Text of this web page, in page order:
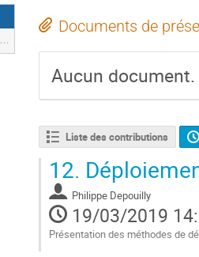
Documents de
Aucun document.
Liste des contributions
12.
Philippe Depouilly
19/03/2019
Présentation des méthodes de